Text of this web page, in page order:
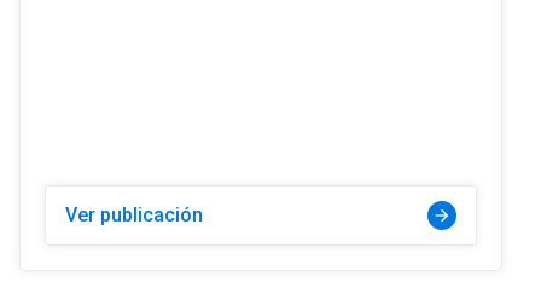
Ver publicación arrow_forward